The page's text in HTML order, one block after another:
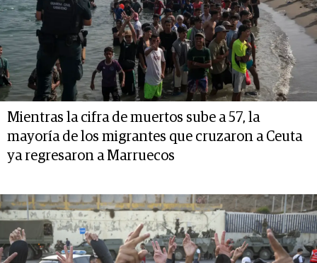
Mientras la cifra de muertos sube a 57, la
mayoría de los migrantes que cruzaron a Ceuta
ya regresaron a Marruecos